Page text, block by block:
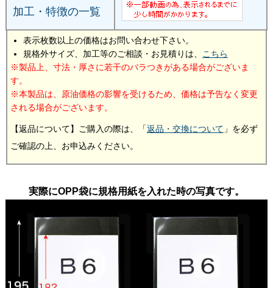
加工・特徴の一覧
表示枚数以上の価格はお問い合わせ下さい。
規格外サイズ、加工等のご相談・お見積りは、
こちら
製品上、寸法・厚さに若干のバラつきがある場合がございま
す。
本製品は、原油価格の影響を受けるため、価格は予告なく変更
される場合がございます。
【返品について】ご購入の際は、「返品・交換について 」を必ず
ご確認の上、お申込みください。
実際にOPP袋に規格用紙を入れた時の写真です。